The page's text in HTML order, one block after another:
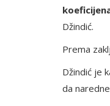
Džindić.
Prema
Džindić je
da